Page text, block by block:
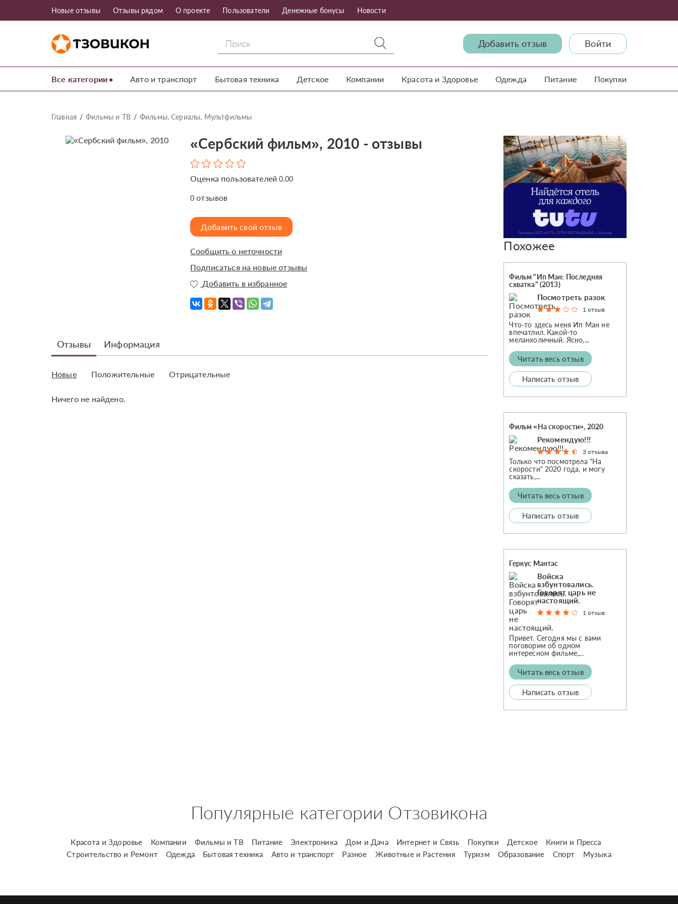
Новые отзывы Отзывы рядом О проекте Пользователи Денежные бонусы Новости
Добавить отзыв Войти
Все категории Авто и транспорт Бытовая техника Детское Компании Красота и Здоровье Одежда Питание Покупки
Главная Фильмы и ТВ Фильмы, Сериалы, Мультфильмы
«Сербский фильм», 2010 - отзывы
Оценка пользователей0.00
0 отзывов
Добавить свой отзыв
Сообщить о неточности
Подписаться на новые отзывы
Добавить в избранное
Отзывы Информация
Новые Положительные Отрицательные
Ничего не найдено.
Похожее
Фильм "Ип Ман: Последняя
схватка" (2013)
Посмотреть разок
1 отзыв
Что-то здесь меня Ип Ман не
впечатлил. Какой-то
меланхоличный. Ясно,...
Читать весь отзыв
Написать отзыв
Фильм «На скорости», 2020
Рекомендую!!!
3 отзыва
Только что посмотрела "На
скорости" 2020 года, и могу
сказать,...
Читать весь отзыв
Написать отзыв
Геркус Мантас
Войска
взбунтовались.
Говорят царь не
настоящий.
1 отзыв
Привет. Сегодня мы с вами
поговорим об одном
интересном фильме,...
Читать весь отзыв
Написать отзыв
Популярные категории Отзовикона
Красота и Здоровье Компании Фильмы и ТВ Питание Электроника Дом и Дача Интернет и Связь Покупки Детское
Книги и Пресса
Строительство и Ремонт
Одежда Бытовая техника Авто и транспорт Разное Животные и Растения Туризм Образование Спорт Музыка